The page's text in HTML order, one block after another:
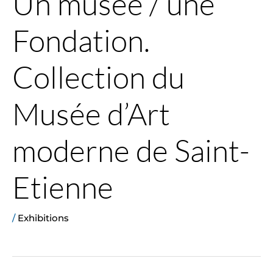
Fondation.
Collection du
Musée d’Art
moderne de Saint-
Etienne
/ Exhibitions